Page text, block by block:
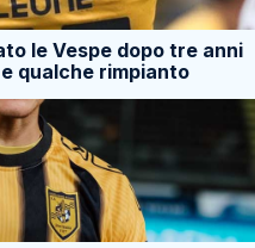
le Vespe dopo tre anni
qualche rimpianto